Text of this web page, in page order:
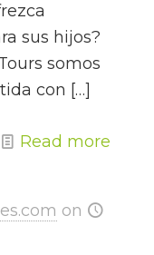
sus hijos?
somos
con […]
Read more
on